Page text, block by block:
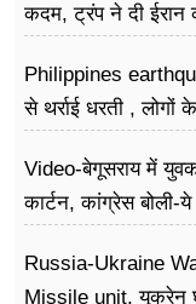
कदम, ट्रंप ने दी ईरान
Philippines
से थर्राई धरती ,
Video-बेगूसराय में युवक
कार्टन, कांग्रेस बोली-
Russia-Ukraine
Missile unit, यूक्रेन